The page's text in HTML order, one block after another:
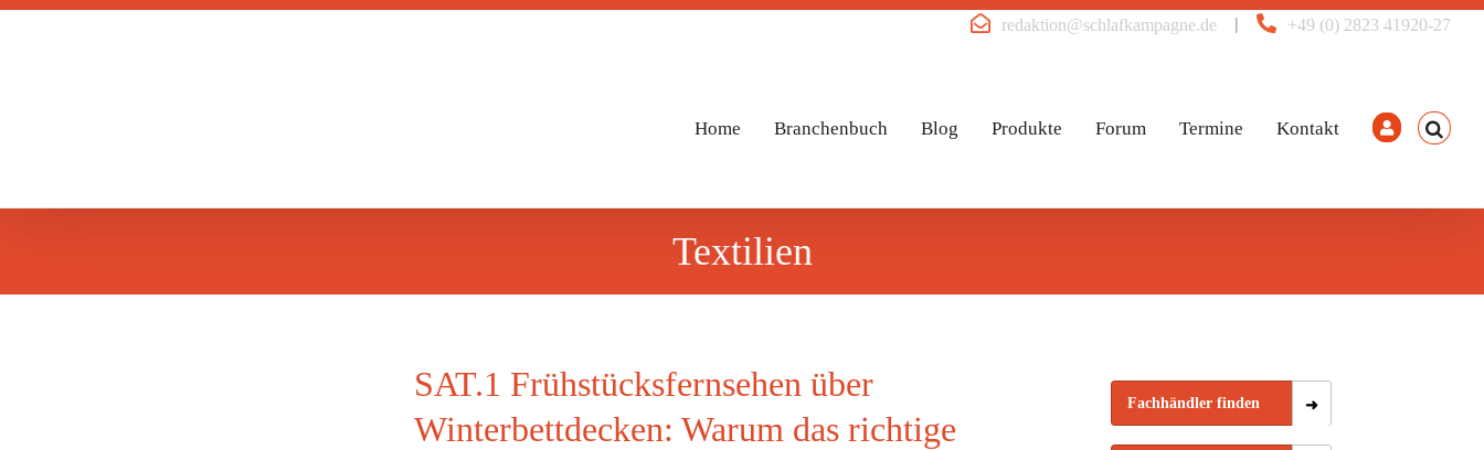
Zum
+49 (0) 2823 41920-27
|
redaktion@schlafkampagne.de
Home Branchenbuch Blog Produkte Forum Termine Kontakt
Textilien
SAT.1 Frühstücksfernsehen über
Winterbettdecken: Warum das richtige
Fachhändler finden